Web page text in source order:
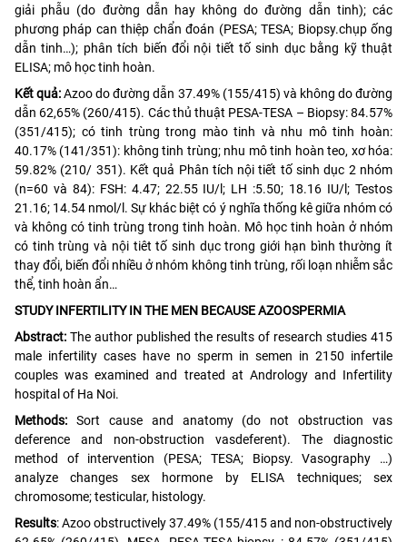
giải phẫu (do đường dẫn hay không do đường dẫn tinh); các
phương pháp can thiệp chẩn đoán (PESA; TESA; Biopsy.chụp ống
dẫn tinh…); phân tích biến đổi nội tiết tố sinh dục bằng kỹ thuật
ELISA; mô học tinh hoàn.
Kết quả:Azoo do đường dẫn 37.49% (155/415) và không do đường
dẫn 62,65% (260/415). Các thủ thuật PESA-TESA – Biopsy: 84.57%
(351/415); có tinh trùng trong mào tinh và nhu mô tinh hoàn:
40.17% (141/351): không tinh trùng; nhu mô tinh hoàn teo, xơ hóa:
59.82% (210/ 351). Kết quả Phân tích nội tiết tố sinh dục 2 nhóm
(n=60 và 84): FSH: 4.47; 22.55 IU/l; LH :5.50; 18.16 IU/l; Testos
21.16; 14.54 nmol/l. Sự khác biệt có ý nghĩa thống kê giữa nhóm có
và không có tinh trùng trong tinh hoàn. Mô học tinh hoàn ở nhóm
có tinh trùng và nội tiêt tố sinh dục trong giới hạn bình thường ít
thay đổi, biến đổi nhiều ở nhóm không tinh trùng, rối loạn nhiễm sắc
thể, tinh hoàn ẩn…
STUDY INFERTILITY IN THE MEN BECAUSE AZOOSPERMIA
Abstract: The author published the results of research studies 415
male infertility cases have no sperm in semen in 2150 infertile
couples was examined and treated at Andrology and Infertility
hospital of Ha Noi.
Methods: Sort cause and anatomy (do not obstruction vas
deference and non-obstruction vasdeferent). The diagnostic
method of intervention (PESA; TESA; Biopsy. Vasography …)
analyze changes sex hormone by ELISA techniques; sex
chromosome; testicular, histology.
Results: Azoo obstructively 37.49% (155/415 and non-obstructively